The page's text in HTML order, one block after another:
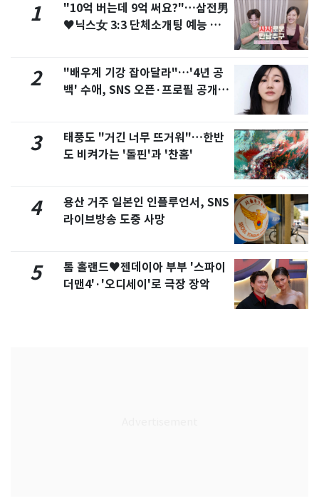
1
"10억 버는데 9억 써요?"…삼전男
♥닉스女 3:3 단체소개팅 예능 화
2
"배우계 기강 잡아달라"…'4년 공
백' 수애, SNS 오픈·프로필 공개
3
태풍도 "거긴 너무 뜨거워"…한반
도 비켜가는 '돌핀'과 '찬홈'
4
용산 거주 일본인 인플루언서, SNS
라이브방송 도중 사망
5
톰 홀랜드♥젠데이아 부부 '스파이
더맨4'·'오디세이'로 극장 장악